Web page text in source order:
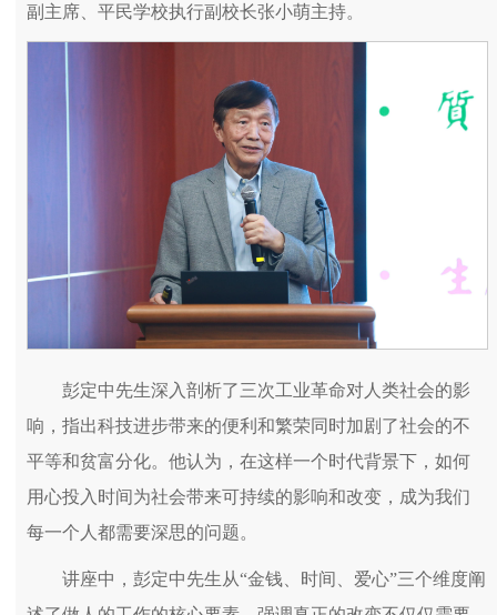
副主席、平民学校执行副校长张小萌主持。
彭定中先生深入剖析了三次工业革命对人类社会的影
响，指出科技进步带来的便利和繁荣同时加剧了社会的不
平等和贫富分化。他认为，在这样一个时代背景下，如何
用心投入时间为社会带来可持续的影响和改变，成为我们
每一个人都需要深思的问题。
讲座中，彭定中先生从“金钱、时间、爱心”三个维度阐